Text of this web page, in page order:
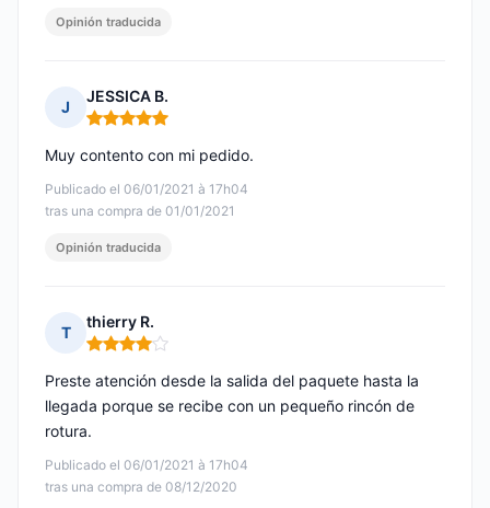
Opinión traducida
J
JESSICA B.
Nota: 5 de 5
Publicado el 06/01/2021 à 17h04
tras una compra de 01/01/2021
Muy contento con mi pedido.
Opinión traducida
T
thierry R.
Nota: 4 de 5
Publicado el 06/01/2021 à 17h04
tras una compra de 08/12/2020
Preste atención desde la salida del paquete hasta la
llegada porque se recibe con un pequeño rincón de
rotura.